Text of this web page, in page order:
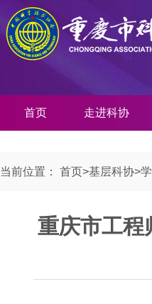
首页 走进科协
当前位置： 首页>基层科协>
重庆市工程